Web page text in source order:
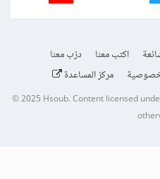
اكتب معنا
درّب معنا
مركز المساعدة
© 2025 Hsoub.Content licensed